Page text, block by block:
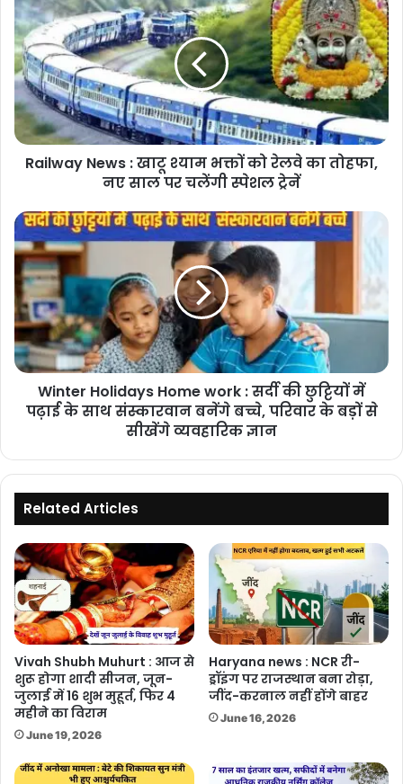
News
:
खाटू
श्याम
भक्तों
को
रेलवे
का
तोहफा,
पर
चलेंगी
स्पेशल
ट्रेनें
Railway News : खाटू श्याम भक्तों को रेलवे का तोहफा,
नए साल पर चलेंगी स्पेशल ट्रेनें
Winter
Holidays
Home
work
:
सर्दी
की
छुट्टियों
में
बनेंगे
परिवार
के
बड़ों
से
सीखेंगे
व्यवहारिक
ज्ञान
Winter Holidays Home work : सर्दी की छुट्टियों में
पढ़ाई के साथ संस्कारवान बनेंगे बच्चे, परिवार के बड़ों से
सीखेंगे व्यवहारिक ज्ञान
Related Articles
Vivah Shubh Muhurt : आज से
शुरू होगा शादी सीजन, जून-
जुलाई में 16 शुभ मुहूर्त, फिर 4
महीने का विराम
June 19, 2026
Haryana news : NCR री-
ड्रॉइंग पर राजस्थान बना रोड़ा,
जींद-करनाल नहीं होंगे बाहर
June 16, 2026